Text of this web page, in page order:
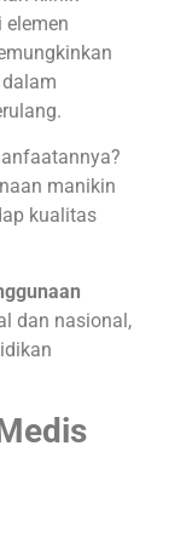
elemen
manikin
kualitas
dan nasional,